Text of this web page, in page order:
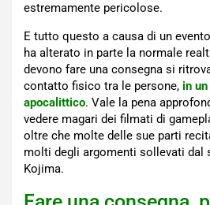
estremamente pericolose.
E tutto questo a causa di un
ha alterato in parte la normale
devono fare una consegna si
contatto fisico tra le persone, in
apocalittico. Vale la pena
vedere magari dei filmati di
oltre che molte delle sue parti
molti degli argomenti sollevati dal
Kojima.